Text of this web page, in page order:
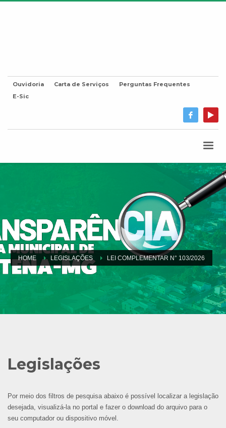
Ouvidoria Carta de Serviços
Perguntas Frequentes
E-Sic
HOME LEGISLAÇÕES LEI COMPLEMENTAR N° 103/2026
Legislações
Por meio dos filtros de pesquisa abaixo é possível localizar a legislação
desejada, visualizá-la no portal e fazer o download do arquivo para o
seu computador ou dispositivo móvel.